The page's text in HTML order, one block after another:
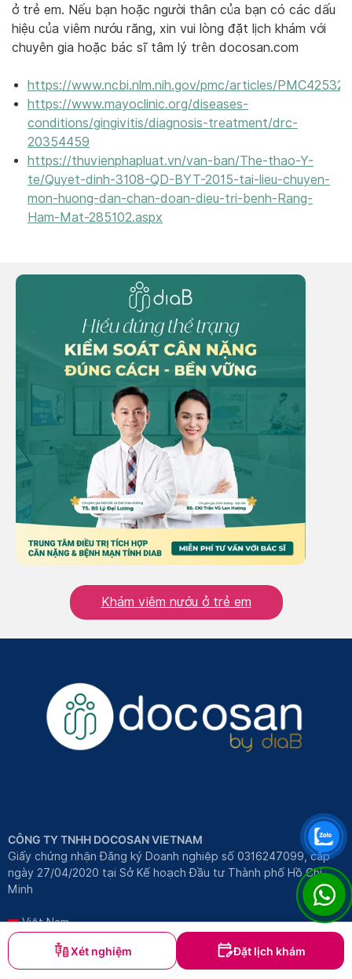
Xét nghiệm Đặt lịch khám
ở trẻ em. Nếu bạn hoặc người thân của bạn có các dấu
hiệu của viêm nướu răng, xin vui lòng đặt lịch khám với
chuyên gia hoặc bác sĩ tâm lý trên docosan.com
https://www.ncbi.nlm.nih.gov/pmc/articles/
https://www.mayoclinic.org/diseases-
conditions/gingivitis/diagnosis-treatment/drc-
20354459
https://thuvienphapluat.vn/van-ban/The-thao-Y-
te/Quyet-dinh-3108-QD-BYT-2015-tai-lieu-chuyen-
mon-huong-dan-chan-doan-dieu-tri-benh-Rang-
Ham-Mat-285102.aspx
Khám viêm nướu ở trẻ em
CÔNG TY TNHH DOCOSAN VIETNAM
Giấy chứng nhận Đăng ký Doanh nghiệp số 0316247099, cấp
ngày 27/04/2020 tại Sở Kế hoạch Đầu tư Thành phố Hồ Chí
Minh
Việt Nam
4.09 Tầng 4 Khối LA.3, 381-383 Nguyễn Duy Trinh, Phường Bình
Trưng Tây, Thành phố Thủ Đức, Thành phố Hồ Chí Minh, Việt
Nam